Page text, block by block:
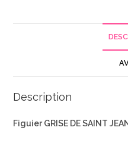
Description
Figuier GRISE DE SAINT JEAN